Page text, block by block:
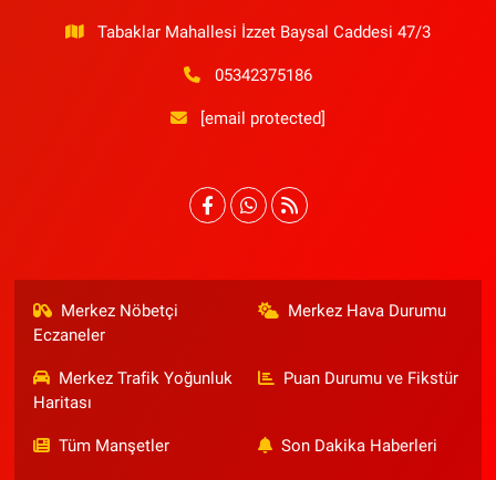
Tabaklar Mahallesi İzzet Baysal Caddesi 47/3
05342375186
[email protected]
Merkez Nöbetçi
Eczaneler
Merkez Hava Durumu
Merkez Trafik Yoğunluk
Haritası
Puan Durumu ve Fikstür
Tüm Manşetler Son Dakika Haberleri